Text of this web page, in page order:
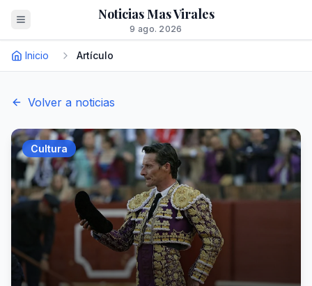
Noticias Mas Virales
9 ago. 2026
Inicio Artículo
Volver a noticias
Cultura